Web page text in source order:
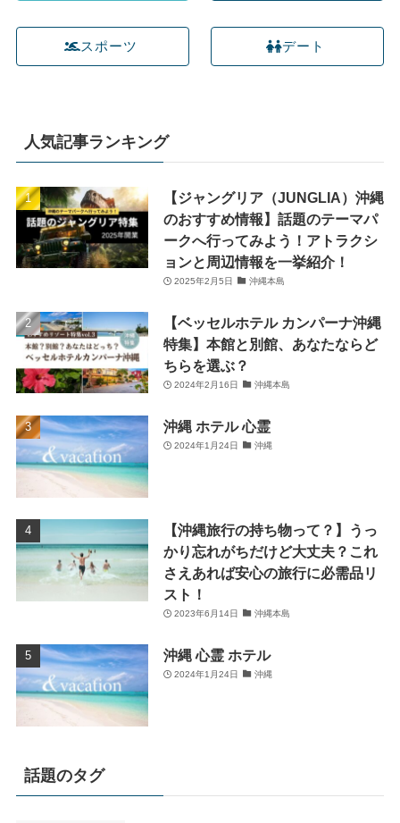
スポーツ デート
人気記事ランキング
【ジャングリア（JUNGLIA）沖縄
のおすすめ情報】話題のテーマパ
ークへ行ってみよう！アトラクシ
ョンと周辺情報を一挙紹介！
2025年2月5日 沖縄本島
【ベッセルホテル カンパーナ沖縄
特集】本館と別館、あなたならど
ちらを選ぶ？
2024年2月16日 沖縄本島
沖縄 ホテル 心霊
2024年1月24日 沖縄
【沖縄旅行の持ち物って？】うっ
かり忘れがちだけど大丈夫？これ
さえあれば安心の旅行に必需品リ
スト！
2023年6月14日 沖縄本島
沖縄 心霊 ホテル
2024年1月24日 沖縄
話題のタグ